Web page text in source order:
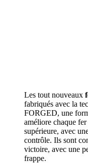
Les tout nouveaux
fabriqués avec la
FORGED, une
améliore chaque
supérieure, avec
contrôle. Ils sont
victoire, avec une
frappe.